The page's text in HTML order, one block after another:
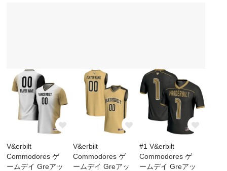
V&erbilt
Commodores ゲ
ームデイ Greアッ
V&erbilt
Commodores ゲ
ームデイ Greアッ
#1 V&erbilt
Commodores ゲ
ームデイ Greアッ